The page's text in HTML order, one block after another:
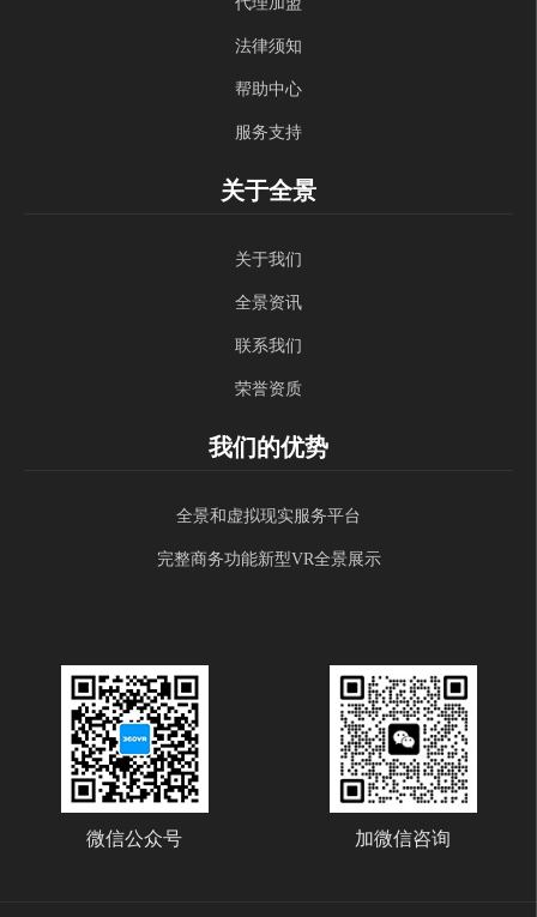
法律须知
帮助中心
服务支持
关于全景
关于我们
全景资讯
联系我们
荣誉资质
我们的优势
全景和虚拟现实服务平台
完整商务功能新型VR全景展示
微信公众号 加微信咨询